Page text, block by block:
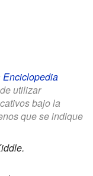
Enciclopedia
utilizar
bajo la
que se indique